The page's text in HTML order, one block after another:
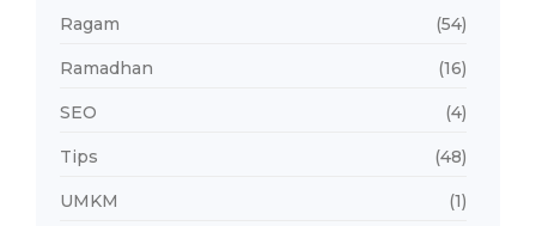
Ragam (54)
Ramadhan (16)
SEO (4)
Tips (48)
UMKM (1)